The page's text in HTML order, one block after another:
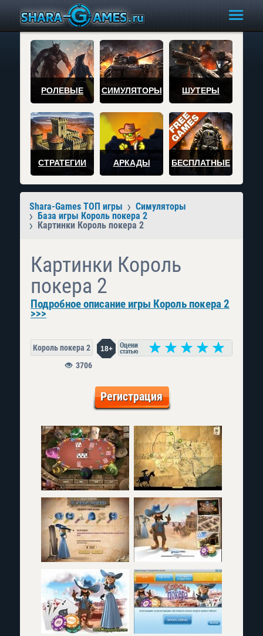
РОЛЕВЫЕ СИМУЛЯТОРЫ ШУТЕРЫ
СТРАТЕГИИ АРКАДЫ БЕСПЛАТНЫЕ
Shara-Games ТОП игры
Симуляторы
База игры Король покера 2
Картинки Король покера 2
Картинки Король
покера 2
Подробное описание игры Король покера 2
>>>
Король покера 2 18+
3706
Регистрация